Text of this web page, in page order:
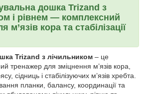
дошка Trizand з
і рівнем — комплексний
м’язів кора та стабілізації
Trizand з лічильником – це
тренажер для зміцнення м’язів кора,
сідниць і стабілізуючих м’язів хребта.
планки, балансу, координації та